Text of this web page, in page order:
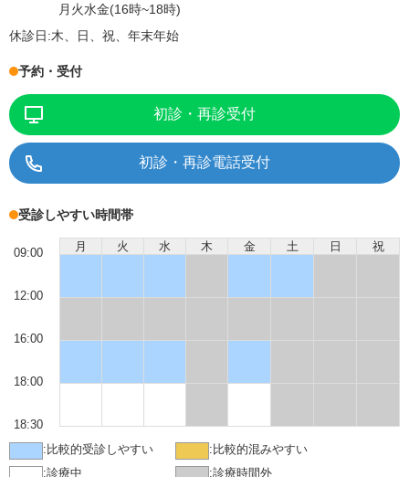
月火水金(16時~18時)
休診日:木、日、祝、年末年始
予約・受付
初診・再診受付
初診・再診電話受付
受診しやすい時間帯
月 火 水 木 金 土 日 祝
09:00
12:00
16:00
18:00
18:30
: 比較的受診しやすい : 比較的混みやすい
:診療中 :診療時間外